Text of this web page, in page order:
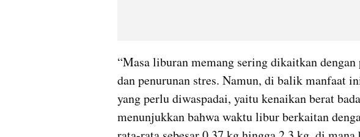
“Masa liburan memang sering dikaitkan dengan
dan penurunan stres. Namun, di balik manfaat
yang perlu diwaspadai, yaitu kenaikan berat
menunjukkan bahwa waktu libur berkaitan